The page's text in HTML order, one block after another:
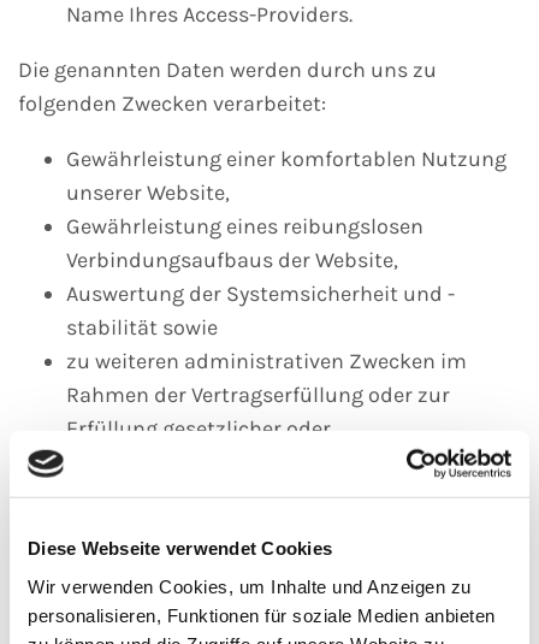
Diese Webseite verwendet Cookies
Wir verwenden Cookies, um Inhalte und Anzeigen zu
personalisieren, Funktionen für soziale Medien anbieten
Name Ihres Access-Providers.
Die genannten Daten werden durch uns zu
folgenden Zwecken verarbeitet:
Gewährleistung einer komfortablen Nutzung
unserer Website,
Gewährleistung eines reibungslosen
Verbindungsaufbaus der Website,
Auswertung der Systemsicherheit und -
stabilität sowie
zu weiteren administrativen Zwecken im
Rahmen der Vertragserfüllung oder zur
Erfüllung gesetzlicher oder
aufsichtsbehördlicher Anforderungen an uns.
wenn Sie uns Ihre Einwilligung zu der Verarbeitung
der sie betreffenden personenbezogenen Daten für
einen oder mehrere bestimmte Zwecke gegeben